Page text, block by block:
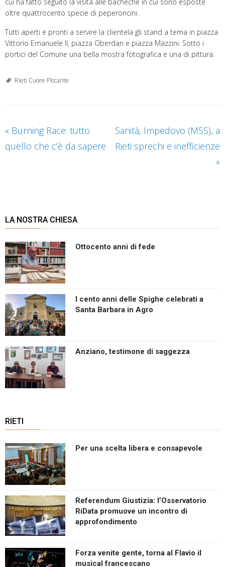
oltre quattrocento specie di peperoncini.
Tutti aperti e pronti a servire la clientela gli stand a tema in piazza
Vittorio Emanuele II, piazza Oberdan e piazza Mazzini. Sotto i
portici del Comune una bella mostra fotografica e una di pittura.
Rieti Cuore Piccante
« Burning Race: tutto
quello che c’è da sapere
Sanità, Impedovo (M5S), a
Rieti sprechi e inefficienze
»
LA NOSTRA CHIESA
Ottocento anni di fede
I cento anni delle Spighe celebrati a
Santa Barbara in Agro
Anziano, testimone di saggezza
RIETI
Per una scelta libera e consapevole
Referendum Giustizia: l’Osservatorio
RiData promuove un incontro di
approfondimento
Forza venite gente, torna al Flavio il
musical francescano